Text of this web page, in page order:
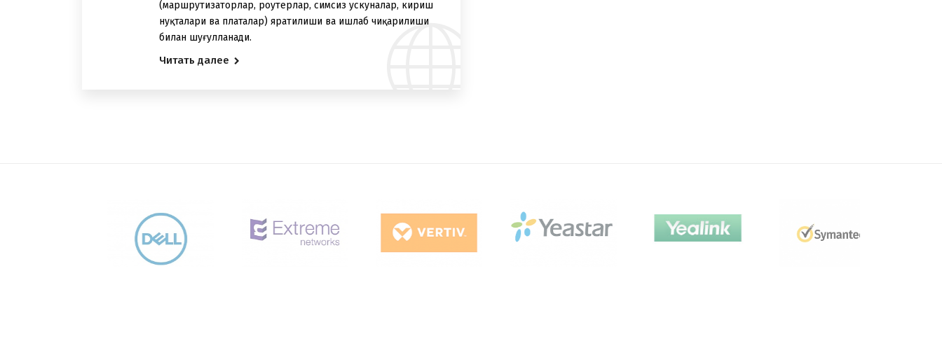
(маршрутизаторлар, роутерлар, симсиз ускуналар, кириш
нуқталари ва платалар) яратилиши ва ишлаб чиқарилиши
билан шуғулланади.
Читать далее